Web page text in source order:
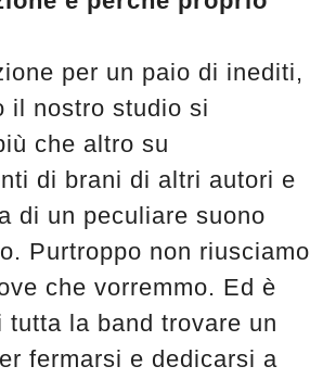
per un paio di inediti,
il nostro studio si
che altro su
di brani di altri autori e
di un peculiare suono
Purtroppo non riusciamo
che vorremmo. Ed è
tutta la band trovare un
fermarsi e dedicarsi a